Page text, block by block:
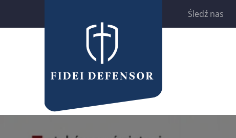
Śledź nas